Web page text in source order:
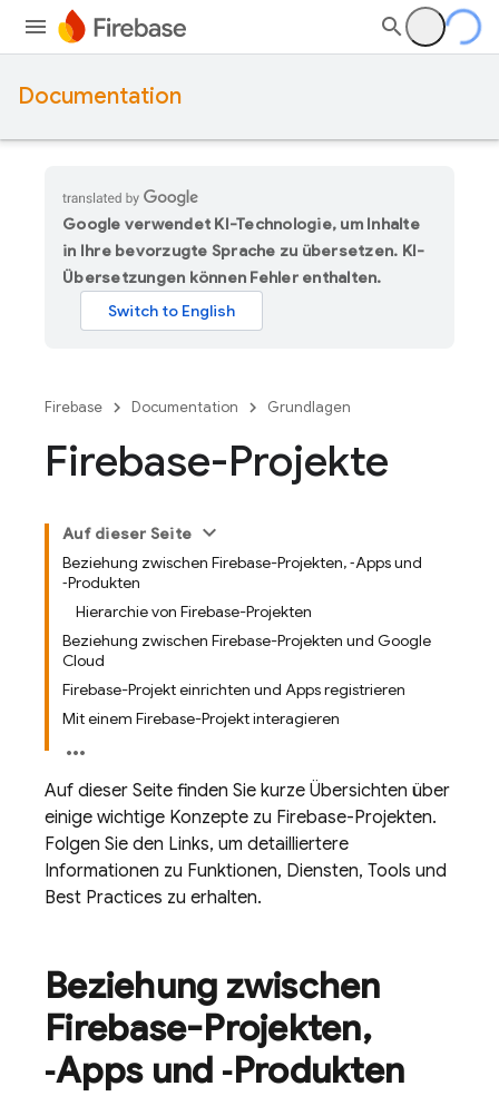
Documentation
Google verwendet KI-Technologie, um Inhalte
in Ihre bevorzugte Sprache zu übersetzen. KI-
Übersetzungen können Fehler enthalten.
Firebase Documentation Grundlagen
Firebase-Projekte
Auf dieser Seite
Beziehung zwischen Firebase-Projekten, ‑Apps und
‑Produkten
Hierarchie von Firebase-Projekten
Beziehung zwischen Firebase-Projekten und Google
Cloud
Firebase-Projekt einrichten und Apps registrieren
Mit einem Firebase-Projekt interagieren
Auf dieser Seite finden Sie kurze Übersichten über
einige wichtige Konzepte zu Firebase-Projekten.
Folgen Sie den Links, um detailliertere
Informationen zu Funktionen, Diensten, Tools und
Best Practices zu erhalten.
Beziehung zwischen
Firebase-Projekten,
‑Apps und ‑Produkten